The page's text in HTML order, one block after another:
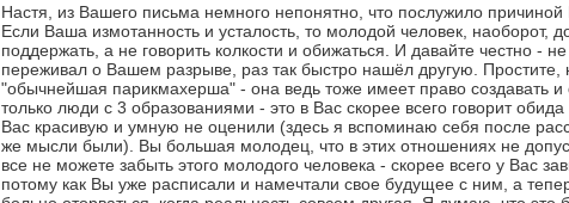
Настя, из Вашего письма немного непонятно, что послужило причиной
Если Ваша измотанность и усталость, то молодой человек, наоборот,
поддержать, а не говорить колкости и обижаться. И давайте честно -
переживал о Вашем разрыве, раз так быстро нашёл другую. Простите,
"обычнейшая парикмахерша" - она ведь тоже имеет право создавать и
только люди с 3 образованиями - это в Вас скорее всего говорит
Вас красивую и умную не оценили (здесь я вспоминаю себя после
же мысли были). Вы большая молодец, что в этих отношениях не
все не можете забыть этого молодого человека - скорее всего у Вас
потому как Вы уже расписали и намечтали свое будущее с ним, а